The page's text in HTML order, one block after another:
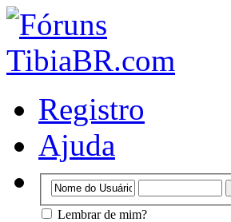
Registro
Ajuda
Lembrar de mim?